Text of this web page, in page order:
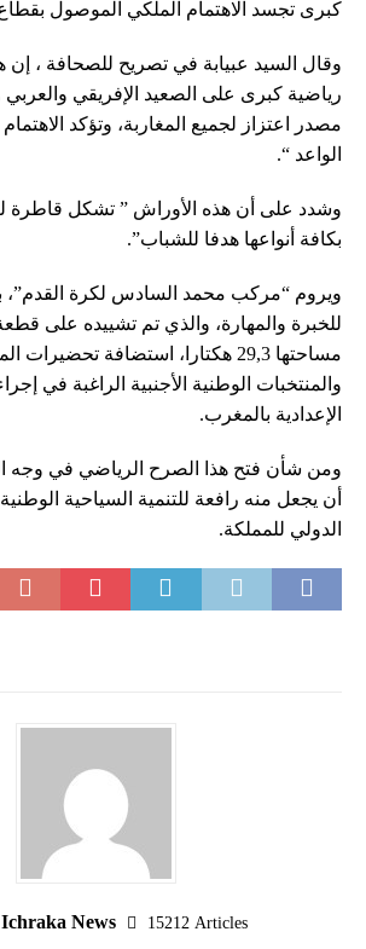
كبرى تجسد الاهتمام الملكي الموصول
وقال السيد عبيابة في تصريح للصحافة ، إن
رياضية كبرى على الصعيد الإفريقي
مصدر اعتزاز لجميع المغاربة، وتؤكد
الواعد “.
وشدد على أن هذه الأوراش ” تشكل قاطرة
بكافة أنواعها هدفا للشباب”.
ويروم “مركب محمد السادس لكرة القدم”،
للخبرة والمهارة، والذي تم تشييده على
مساحتها 29,3 هكتارا، استضافة
والمنتخبات الوطنية الأجنبية الراغبة في
الإعدادية بالمغرب.
ومن شأن فتح هذا الصرح الرياضي في وجه
أن يجعل منه رافعة للتنمية السياحية
الدولي للمملكة.
News 15212 Articles